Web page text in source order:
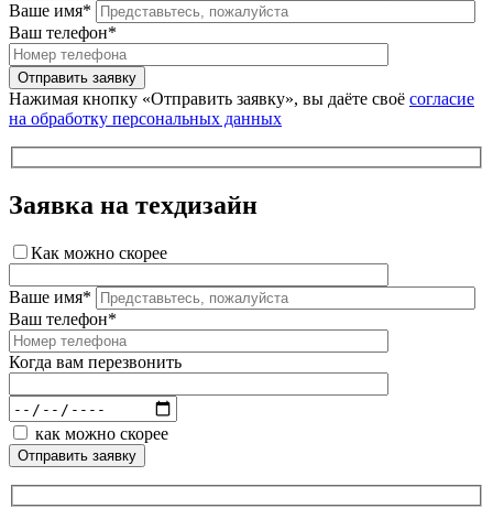
Ваше имя*
Ваш телефон*
Нажимая кнопку «Отправить заявку», вы даёте своё согласие
на обработку персональных данных
Заявка на техдизайн
Как можно скорее
Ваше имя*
Ваш телефон*
Когда вам перезвонить
как можно скорее